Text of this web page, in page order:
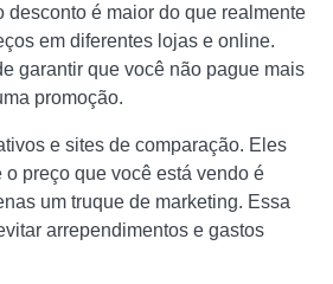
desconto é maior do que realmente
em diferentes lojas e online.
garantir que você não pague mais
promoção.
e sites de comparação. Eles
preço que você está vendo é
um truque de marketing. Essa
arrependimentos e gastos